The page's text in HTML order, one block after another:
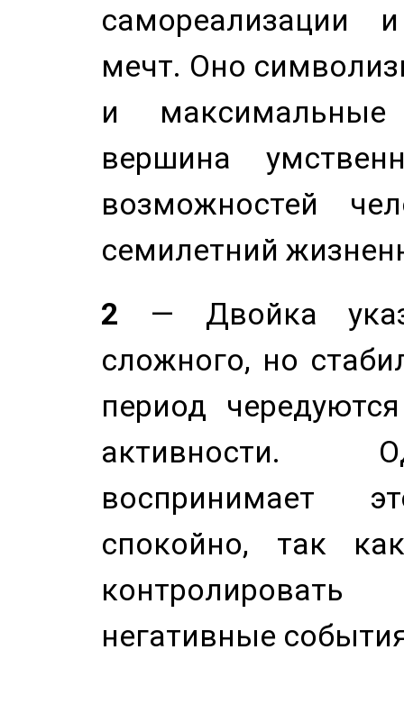
самореализации
мечт. Оно
и
вершина
возможностей
семилетний
2 — Двойка
сложного, но
период
активности.
воспринимает
спокойно, так
негативные